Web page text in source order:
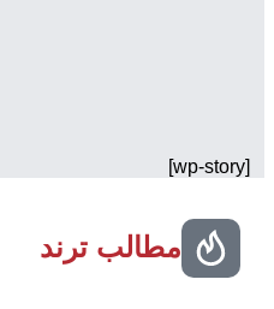
[wp-story]
مطالب ترند